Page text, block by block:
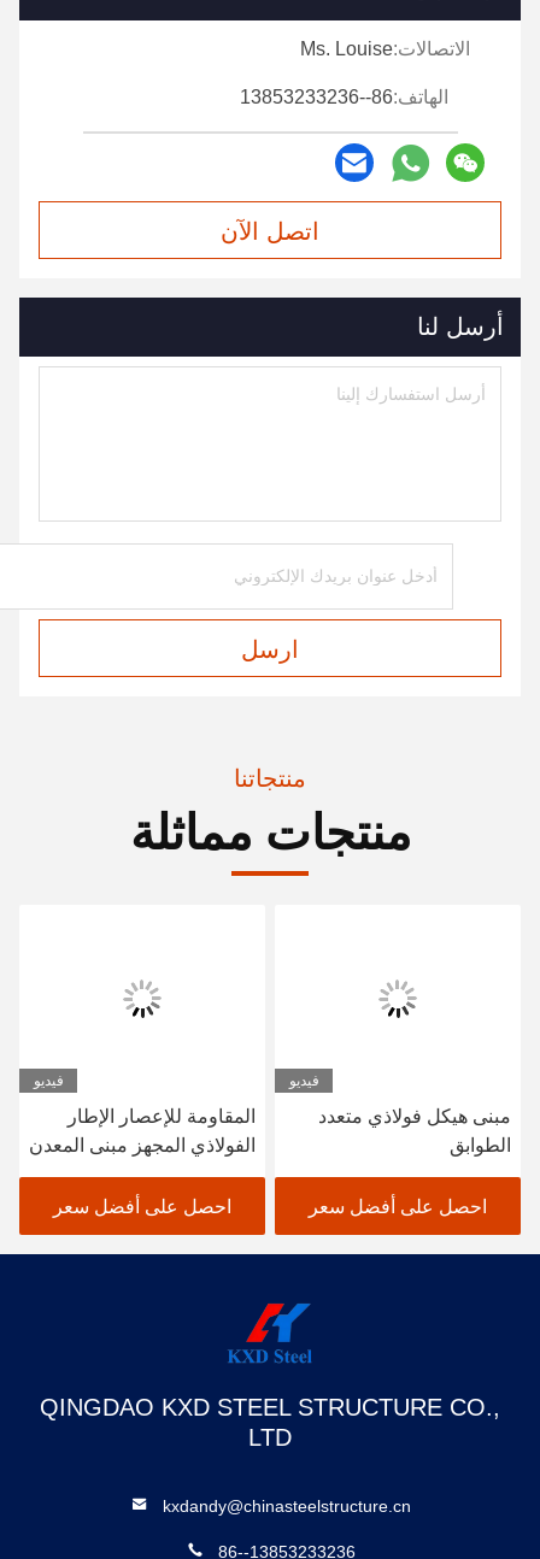
الاتصالات:Ms. Louise
الهاتف:86--13853233236
اتصل الآن
أرسل لنا
ارسل
منتجاتنا
منتجات مماثلة
فيديو
مبنى هيكل فولاذي متعدد
الطوابق
احصل على أفضل سعر
فيديو
المقاومة للإعصار الإطار
الفولاذي المجهز مبنى المعدن
مستودع حظيرة مكتب
احصل على أفضل سعر
QINGDAO KXD STEEL STRUCTURE CO.,
LTD
kxdandy@chinasteelstructure.cn
86--13853233236